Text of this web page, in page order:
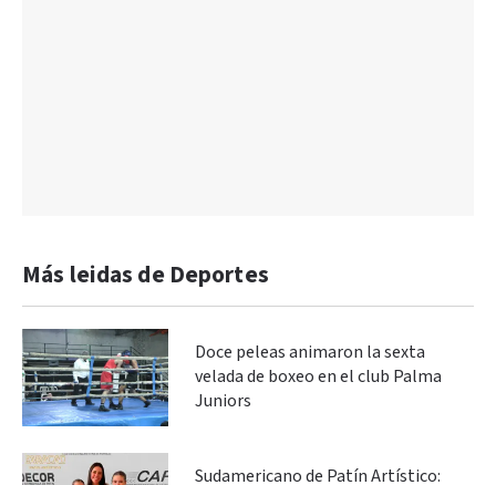
Más leidas de Deportes
Doce peleas animaron la sexta
velada de boxeo en el club Palma
Juniors
Sudamericano de Patín Artístico: